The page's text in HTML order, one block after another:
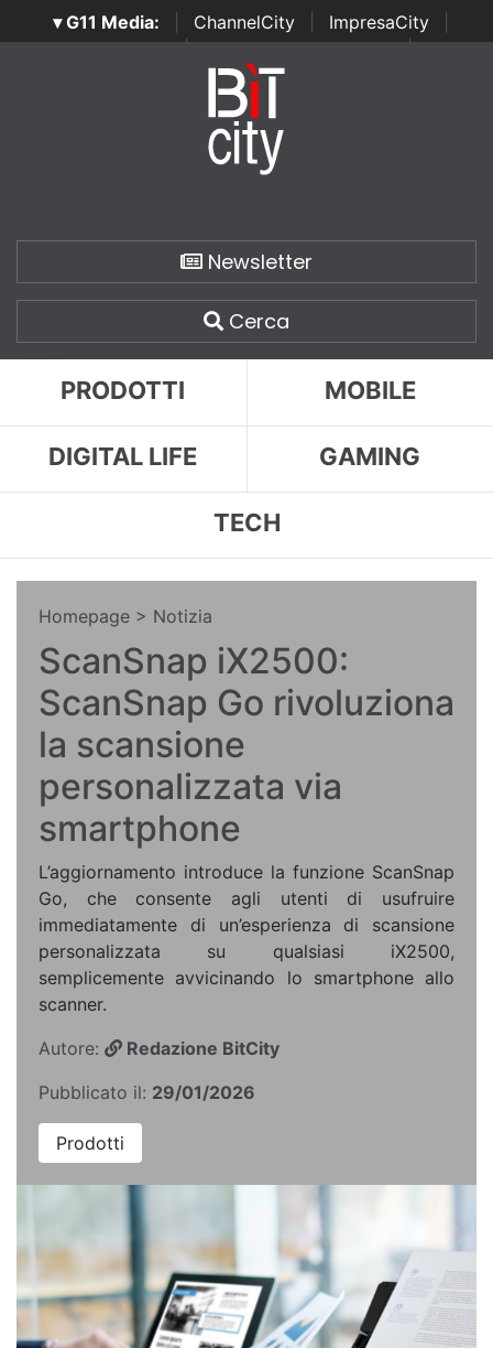
▾ G11 Media: ChannelCity ImpresaCity
SecurityOpenLab | Italian Channel Awards | Italian
Italian Security Awards
Newsletter
Cerca
PRODOTTI MOBILE
DIGITAL LIFE GAMING
TECH
Homepage > Notizia
ScanSnap iX2500:
ScanSnap Go rivoluziona
la scansione
personalizzata via
smartphone
L’aggiornamento introduce la funzione ScanSnap
Go, che consente agli utenti di usufruire
immediatamente di un’esperienza di scansione
personalizzata su qualsiasi iX2500,
semplicemente avvicinando lo smartphone allo
scanner.
Autore:
Redazione BitCity
Pubblicato il: 29/01/2026
Prodotti